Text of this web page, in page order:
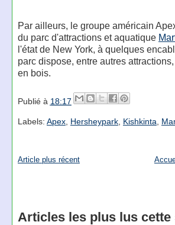
Par ailleurs, le groupe américain
du parc d'attractions et aquatique
l'état de New York, à quelques
parc dispose, entre autres
en bois.
Publié à 18:17
Labels: Apex, Hersheypark, Kishkinta,
Article plus récent
Articles les plus lus cette